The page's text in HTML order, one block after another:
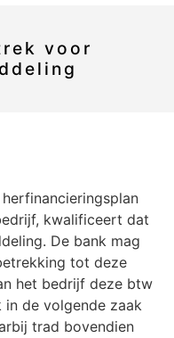
voor
kwalificeert dat
De bank mag
tot deze
het bedrijf deze btw
de volgende zaak
trad bovendien